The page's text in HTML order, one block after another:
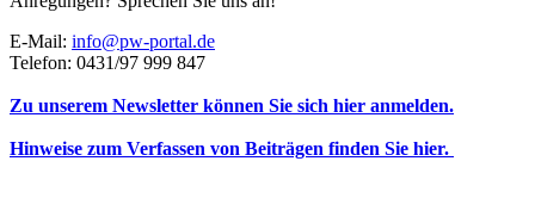
E-Mail: info@pw-portal.de
Telefon: 0431/97 999 847
Zu unserem Newsletter können Sie sich hier anmelden.
Hinweise zum Verfassen von Beiträgen finden Sie hier.